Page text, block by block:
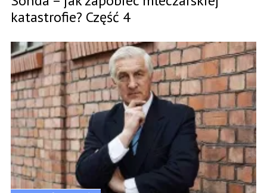
katastrofie? Część 4